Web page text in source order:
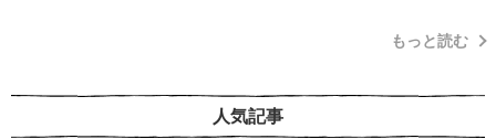
もっと読む
人気記事